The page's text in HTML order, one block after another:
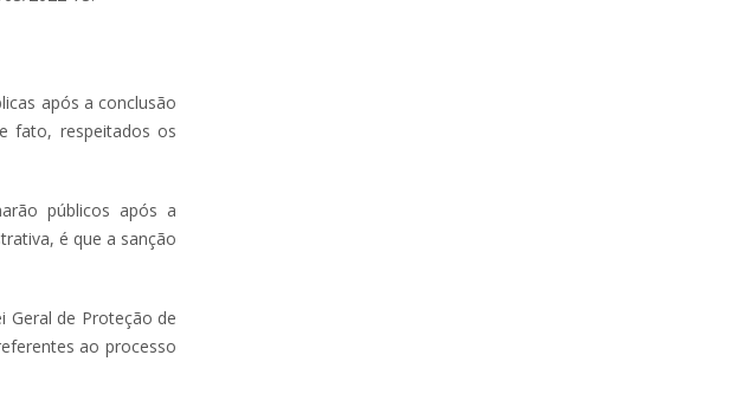
após a conclusão
fato, respeitados os
públicos após a
é que a sanção
Geral de Proteção de
ao processo